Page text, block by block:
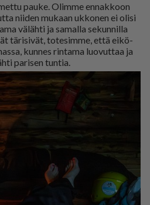
pau­ke. Olim­me en­nak­koon
nii­den mu­kaan uk­ko­nen ei oli­si
vä­läh­ti ja sa­mal­la se­kun­nil­la
tä­ri­si­vät, to­te­sim­me, et­tä ei­kö­
kun­nes rin­ta­ma luo­vut­taa ja
pa­ri­sen tun­tia.